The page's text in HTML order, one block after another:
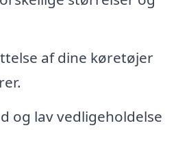
af dine køretøjer
og lav vedligeholdelse